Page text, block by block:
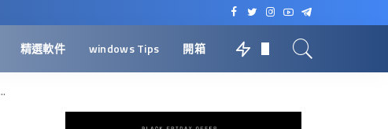
精選軟件 windows Tips 開箱